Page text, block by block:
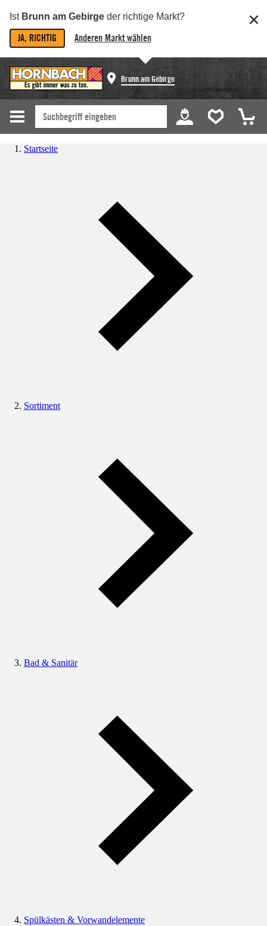
Ist Brunn am Gebirge der richtige Markt?
JA, RICHTIG Anderen Markt wählen
Brunn am Gebirge
Startseite
Sortiment
Bad & Sanitär
Spülkästen & Vorwandelemente